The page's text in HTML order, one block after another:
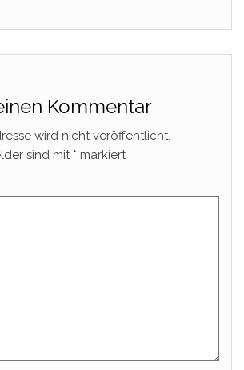
Kommentar
wird nicht veröffentlicht.
sind mit * markiert